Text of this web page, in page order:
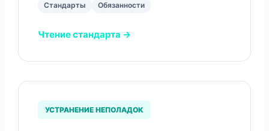
Стандарты Обязанности
Чтение стандарта →
УСТРАНЕНИЕ НЕПОЛАДОК